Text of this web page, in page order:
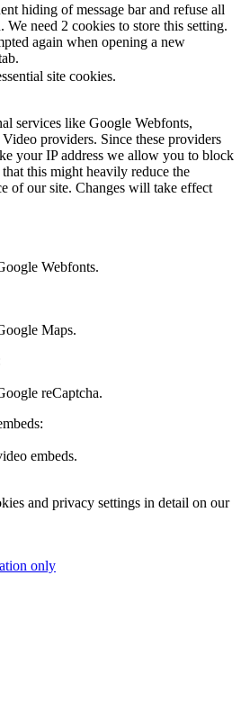
hiding of message bar and refuse all
need 2 cookies to store this setting.
again when opening a new
site cookies.
services like Google Webfonts,
providers. Since these providers
your IP address we allow you to block
this might heavily reduce the
of our site. Changes will take effect
Webfonts.
Maps.
reCaptcha.
embeds.
and privacy settings in detail on our
only